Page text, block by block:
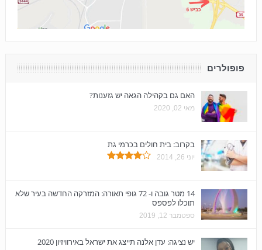
פופולרים
האם גם בקהילה הגאה יש גזענות?
מאי 02, 2020
בקרוב: בית חולים בכרמי גת
יוני 26, 2014
14 מטר גובה ו- 72 גופי תאורה: המזרקה החדשה בעיר שלא
תוכלו לפספס
ספטמבר 12, 2019
יש נציגה: עדן אלנה תייצג את ישראל באירוויזיון 2020